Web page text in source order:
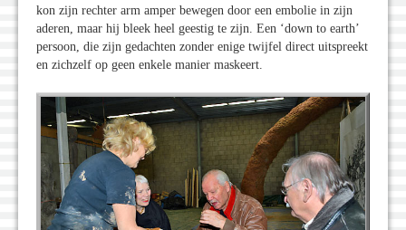
kon zijn rechter arm amper bewegen door een embolie in zijn
aderen, maar hij bleek heel geestig te zijn. Een ‘down to earth’
persoon, die zijn gedachten zonder enige twijfel direct uitspreekt
en zichzelf op geen enkele manier maskeert.